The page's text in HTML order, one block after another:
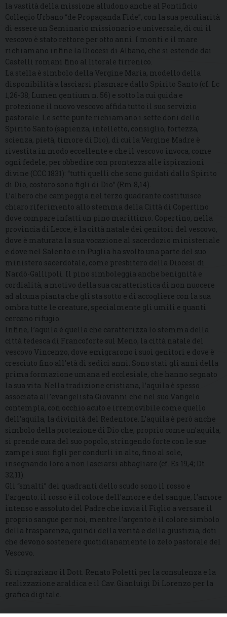
la vastità della missione alludono anche al Pontificio
Collegio Urbano “de Propaganda Fide”, con la sua peculiarità
di essere un Seminario missionario e universale, di cui il
vescovo è stato rettore per otto anni. I monti e il mare
richiamano infine la Diocesi di Albano, che si estende dai
Castelli romani fino al litorale tirrenico.
La stella è simbolo della Vergine Maria, modello della
disponibilità a lasciarsi plasmare dallo Spirito Santo (cf. Lc
1,26-38; Lumen gentium n. 56) e sotto la cui guida e
protezione il nuovo vescovo affida tutto il suo servizio
pastorale. Le sette punte richiamano i sette doni dello
Spirito Santo (sapienza, intelletto, consiglio, fortezza,
scienza, pietà, timore di Dio), di cui la Vergine Madre è
rivestita in modo eccellente e che il vescovo invoca, come
ogni fedele, per obbedire con prontezza alle ispirazioni
divine (CCC 1831): “tutti quelli che sono guidati dallo Spirito
di Dio, costoro sono figli di Dio” (Rm 8,14).
L’albero che campeggia nel terzo quadrante costituisce
chiaro riferimento allo stemma della Città di Copertino
dove compare infatti un pino marittimo. Copertino, nella
provincia di Lecce, è la città natale dei genitori del vescovo,
dove è maturata la sua vocazione al sacerdozio ministeriale
e dove nel Salento e in Puglia ha svolto una parte del suo
ministero sacerdotale, come presbitero della Diocesi di
Nardò-Gallipoli. Il pino simboleggia anche benignità e
cordialità, a motivo della sua caratteristica di non nuocere
ad alcuna pianta che gli sta sotto e di accogliere con la sua
ombra tutte le creature, specialmente gli umili e quanti
cercano rifugio.
Infine, l’aquila è quella che caratterizza lo stemma della
città tedesca di Francoforte sul Meno, la città natale del
vescovo Vincenzo, dove emigrarono i suoi genitori e dove è
cresciuto fino all’età di sedici anni. Sono stati gli anni della
prima formazione umana ed ecclesiale, che hanno segnato
la sua vita. Nella tradizione cristiana, l’aquila è spesso
associata all’evangelista Giovanni che nel suo Vangelo
contempla, con occhio acuto e irremovibile come quello
dell’aquila, la divinità del Redentore. L’aquila è però anche
simbolo della protezione di Dio che, proprio come un’aquila,
si prende cura del suo popolo, stringendo forte con le sue
zampe i suoi figli per condurli in alto, fino al sole,
insegnando loro a non lasciarsi abbagliare (cf. Es 19,4; Dt
32,11).
Gli “smalti” dei quadranti dello scudo sono il rosso e
l’argento: il rosso è il colore dell’amore e del sangue, l’amore
intenso e assoluto del Padre che invia il Figlio a versare il
proprio sangue per noi, mentre l’argento è il colore simbolo
della trasparenza, quindi della verità e della giustizia, doti
che devono sostenere quotidianamente lo zelo pastorale del
Vescovo.
Si ringraziano il Dott. Renato Poletti per la consulenza e la
realizzazione araldica e il Cav. Gianluigi Di Lorenzo per la
grafica digitale.